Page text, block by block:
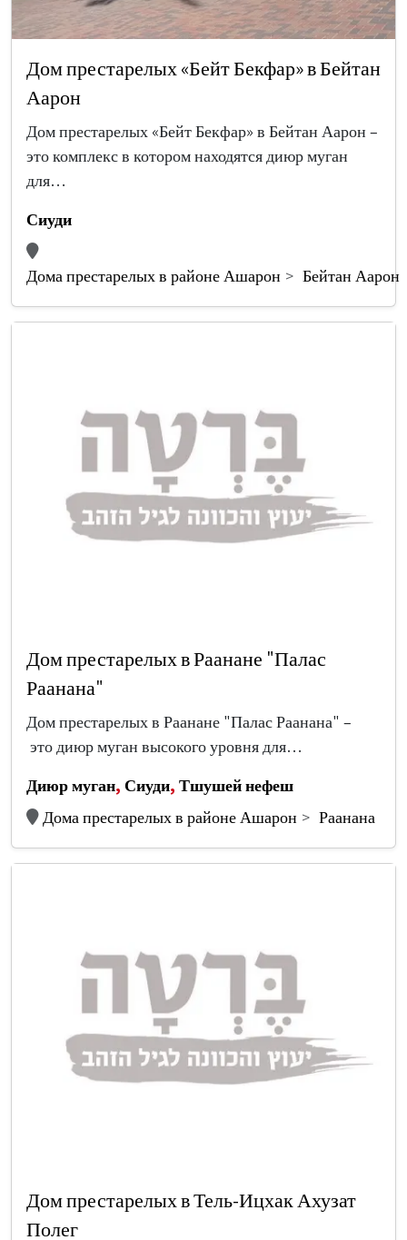
Дом престарелых «Бейт Бекфар» в Бейтан
Аарон
Дом престарелых «Бейт Бекфар» в Бейтан Аарон –
это комплекс в котором находятся диюр муган
для…
Сиуди
Дома престарелых в районе Ашарон Бейтан Аарон
Дом престарелых в Раанане "Палас
Раанана"
Дом престарелых в Раанане "Палас Раанана" –
это диюр муган высокого уровня для…
Диюр муган, Сиуди, Тшушей нефеш
Дома престарелых в районе Ашарон
Раанана
Дом престарелых в Тель-Ицхак Ахузат
Полег